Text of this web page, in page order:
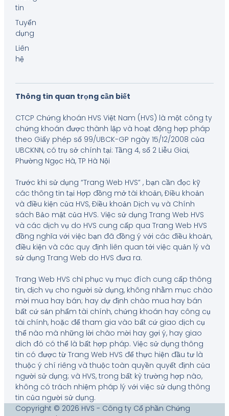
tin
Tuyển
dụng
Liên
hệ
Thông tin quan trọng cần biết
CTCP Chứng khoán HVS Việt Nam (HVS) là một công ty
chứng khoán được thành lập và hoạt động hợp pháp
theo Giấy phép số 99/UBCK-GP ngày 15/12/2008 của
UBCKNN, có trụ sở chính tại: Tầng 4, số 2 Liễu Giai,
Phường Ngọc Hà, TP Hà Nội
Trước khi sử dụng “Trang Web HVS” , bạn cần đọc kỹ
các thông tin tại Hợp đồng mở tài khoản, Điều khoản
và điều kiện của HVS, Điều khoản Dịch vụ và Chính
sách Bảo mật của HVS. Việc sử dụng Trang Web HVS
và các dịch vụ do HVS cung cấp qua Trang Web HVS
đồng nghĩa với việc bạn đã đồng ý với các điều khoản,
điều kiện và các quy định liên quan tới việc quản lý và
sử dụng Trang Web do HVS đưa ra.
Trang Web HVS chỉ phục vụ mục đích cung cấp thông
tin, dịch vụ cho người sử dụng, không nhằm mục chào
mời mua hay bán; hay dự định chào mua hay bán
bất cứ sản phẩm tài chính, chứng khoán hay công cụ
tài chính, hoặc để tham gia vào bất cứ giao dịch cụ
thể nào mà những lời chào mời hay gợi ý, hay giao
dich đó có thể là bất hợp pháp. Việc sử dụng thông
tin có được từ Trang Web HVS để thực hiện đầu tư là
thuộc ý chí riêng và thuộc toàn quyền quyết định của
người sử dụng; và HVS, trong bất kỳ trường hợp nào,
không có trách nhiệm pháp lý với việc sử dụng thông
tin của người sử dụng.
Copyright © 2026 HVS - Công ty Cổ phần Chứng